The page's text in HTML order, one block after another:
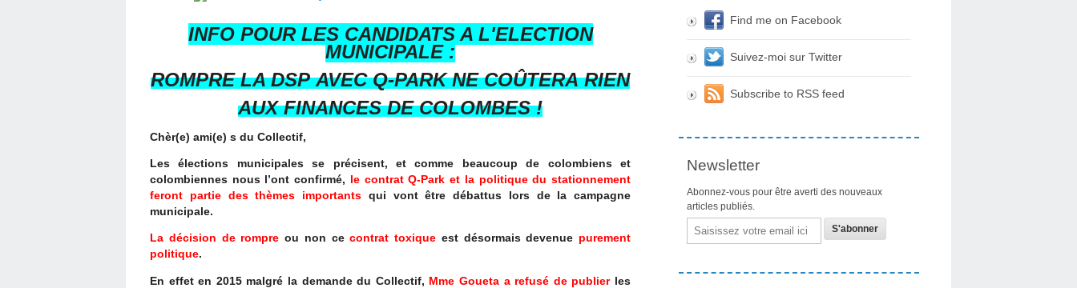
INFO POUR LES CANDIDATS A L'ELECTION
MUNICIPALE :
ROMPRE LA DSP AVEC Q-PARK NECOÛTERARIEN
AUXFINANCES DE COLOMBES !
Chèr(e) ami(e) s du Collectif,
Les élections municipales se précisent, et comme beaucoup de colombiens et
colombiennes nous l’ont confirmé, le contrat Q-Park et la politique du stationnement
feront partie des thèmes importants qui vont être débattus lors de la campagne
municipale.
La décision de rompre ou non cecontrat toxique est désormais devenue purement
politique.
En effet en 2015 malgré la demande du Collectif, Mme Goueta a refusé de publier les
Find me on Facebook
Suivez-moi sur Twitter
Subscribe to RSS feed
Newsletter
Abonnez-vous pour être averti des nouveaux
articles publiés.
Email